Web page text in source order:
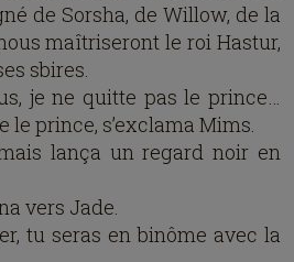
de Sorsha, de Willow, de la
maîtriseront le roi Hastur,
sbires.
je ne quitte pas le prince…
le prince, s’exclama Mims.
lança un regard noir en
vers Jade.
tu seras en binôme avec la